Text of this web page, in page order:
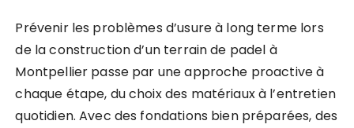
Prévenir les problèmes d’usure à long terme lors
de la construction d’un terrain de padel à
Montpellier passe par une approche proactive à
chaque étape, du choix des matériaux à l’entretien
quotidien. Avec des fondations bien préparées, des